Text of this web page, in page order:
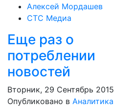
Алексей Мордашев
СТС Медиа
Еще раз о
потреблении
новостей
Вторник, 29 Сентябрь 2015
Опубликовано в Аналитика